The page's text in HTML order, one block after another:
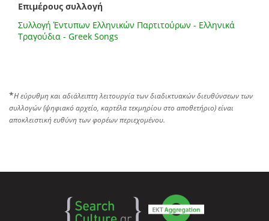
Επιμέρους συλλογή
Συλλογή Έντυπων Ελληνικών Παρτιτούρων - Ελληνικά
Τραγούδια - Greek Songs
*Η εύρυθμη και αδιάλειπτη λειτουργία των διαδικτυακών διευθύνσεων των
συλλογών (ψηφιακό αρχείο, καρτέλα τεκμηρίου στο αποθετήριο) είναι
αποκλειστική ευθύνη των φορέων περιεχομένου.